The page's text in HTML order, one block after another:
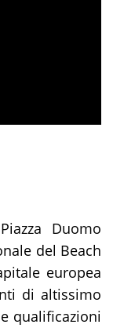
Duomo
del Beach
europea
di altissimo
qualificazioni